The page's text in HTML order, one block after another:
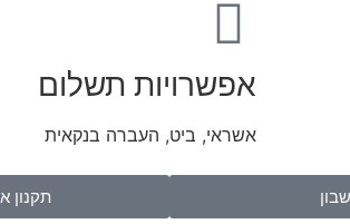
אפשרויות תשלום
אשראי, ביט, העברה בנקאית
תקנון